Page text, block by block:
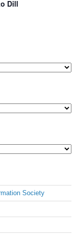
Dill
Society